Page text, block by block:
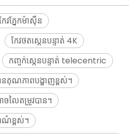
ែវភ្នែកម៉ាស៊ីន
កែវថតស្កេនបន្ទាត់ 4K
កញ្ចក់ស្កេនបន្ទាត់ telecentric
នគុណភាពបង្ហាញខ្ពស់។
ចលៃតម្រូវបាន។
ណ៌ខ្ពស់។